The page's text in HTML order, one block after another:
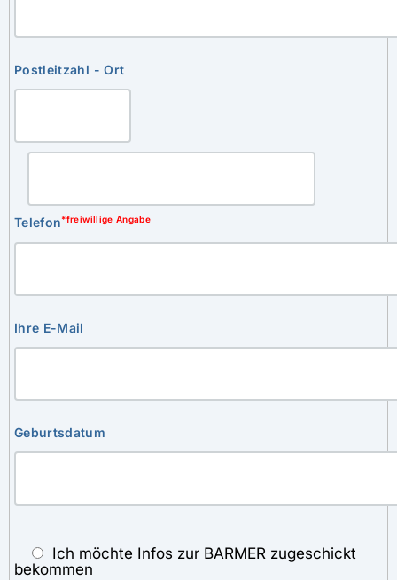
Postleitzahl - Ort
Telefon*freiwillige Angabe
Ihre E-Mail
Geburtsdatum
Ich möchte Infos zur BARMER zugeschickt
bekommen